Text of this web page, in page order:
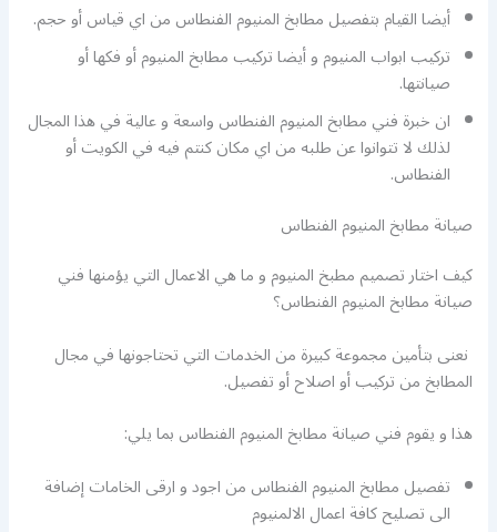
أيضا القيام بتفصيل مطابخ المنيوم الفنطاس من اي قياس أو حجم.
تركيب ابواب المنيوم و أيضا تركيب مطابخ المنيوم أو فكها أو
صيانتها.
ان خبرة فني مطابخ المنيوم الفنطاس واسعة و عالية في هذا المجال
لذلك لا تتوانوا عن طلبه من اي مكان كنتم فيه في الكويت أو
الفنطاس.
صيانة مطابخ المنيوم الفنطاس
كيف اختار تصميم مطبخ المنيوم و ما هي الاعمال التي يؤمنها فني
صيانة مطابخ المنيوم الفنطاس؟
نعنى بتأمين مجموعة كبيرة من الخدمات التي تحتاجونها في مجال
المطابخ من تركيب أو اصلاح أو تفصيل.
هذا و يقوم فني صيانة مطابخ المنيوم الفنطاس بما يلي:
تفصيل مطابخ المنيوم الفنطاس من اجود و ارقى الخامات إضافة
الى تصليح كافة اعمال الالمنيوم